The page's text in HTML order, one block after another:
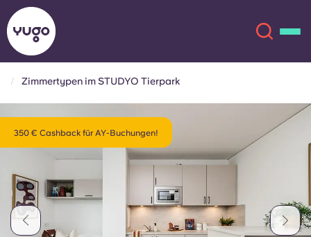
Standorte
Mehr
English (US)
Deutsch
Zimmertypen im STUDYO Tierpark
350 € Cashback für AY-Buchungen!